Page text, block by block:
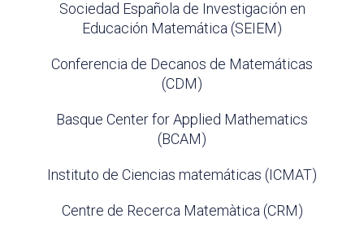
Sociedad Española de Investigación en
Educación Matemática (SEIEM)
Conferencia de Decanos de Matemáticas
(CDM)
Basque Center for Applied Mathematics
(BCAM)
Instituto de Ciencias matemáticas (ICMAT)
Centre de Recerca Matemàtica (CRM)